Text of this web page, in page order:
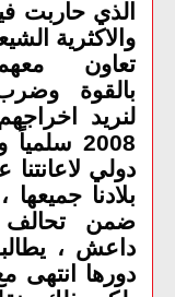
والاكثرية
تعاون
بالقوة وضرب
لنريد
دولي
بلادنا
داعش ،
دورها انتهى